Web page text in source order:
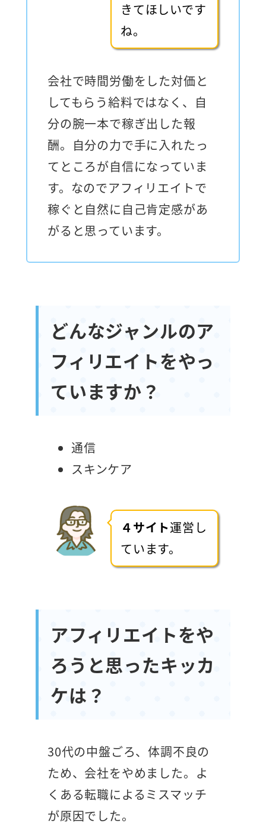
きてほしいです
ね。
会社で時間労働をした対価と
してもらう給料ではなく、自
分の腕一本で稼ぎ出した報
酬。自分の力で手に入れたっ
てところが自信になっていま
す。なのでアフィリエイトで
稼ぐと自然に自己肯定感があ
がると思っています。
どんなジャンルのア
フィリエイトをやっ
ていますか？
通信
スキンケア
４サイト運営し
ています。
アフィリエイトをや
ろうと思ったキッカ
ケは？
30代の中盤ごろ、体調不良の
ため、会社をやめました。よ
くある転職によるミスマッチ
が原因でした。